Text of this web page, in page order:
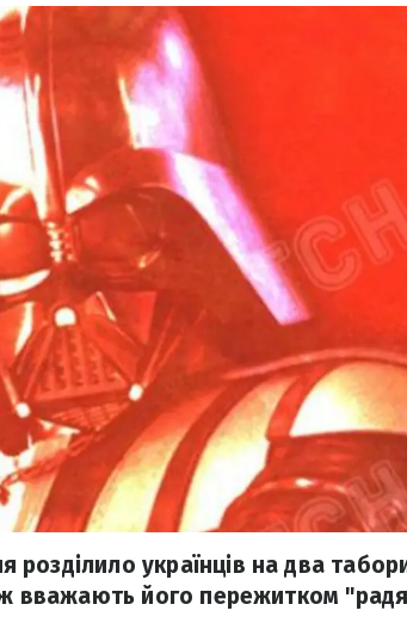
українців на два
ж вважають його пережитком